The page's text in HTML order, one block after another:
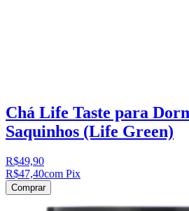
Chá Life Taste para
Saquinhos (Life Green)
R$49,90
R$47,40com Pix
Comprar